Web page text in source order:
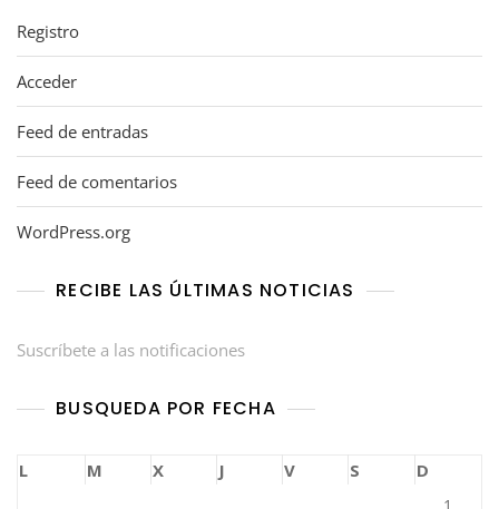
Registro
Acceder
Feed de entradas
Feed de comentarios
WordPress.org
RECIBE LAS ÚLTIMAS NOTICIAS
Suscríbete a las notificaciones
BUSQUEDA POR FECHA
L M X J V S D